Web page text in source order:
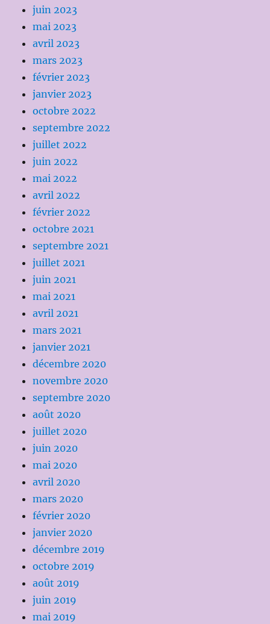
juin 2023
mai 2023
avril 2023
mars 2023
février 2023
janvier 2023
octobre 2022
septembre 2022
juillet 2022
juin 2022
mai 2022
avril 2022
février 2022
octobre 2021
septembre 2021
juillet 2021
juin 2021
mai 2021
avril 2021
mars 2021
janvier 2021
décembre 2020
novembre 2020
septembre 2020
août 2020
juillet 2020
juin 2020
mai 2020
avril 2020
mars 2020
février 2020
janvier 2020
décembre 2019
octobre 2019
août 2019
juin 2019
mai 2019